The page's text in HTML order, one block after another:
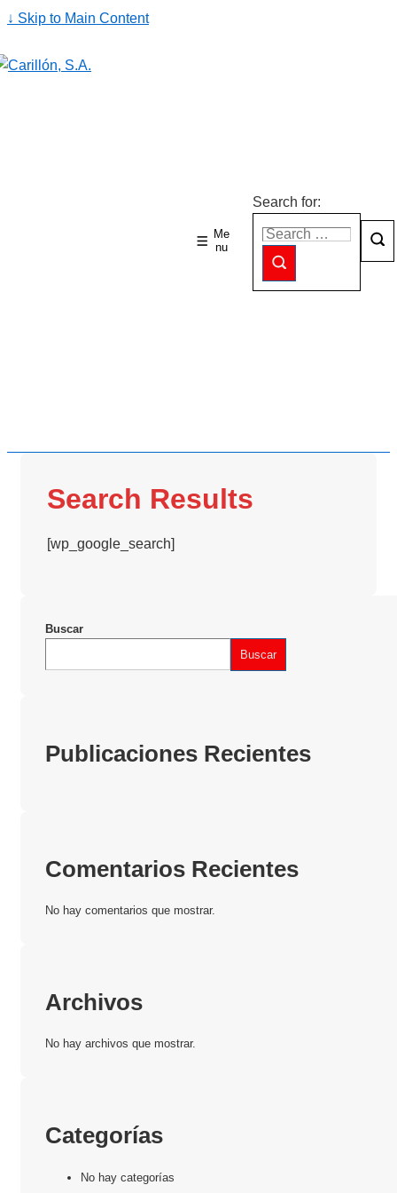
↓ Skip to Main Content
Me
nu
Search for:
Search Results
[wp_google_search]
Buscar
Buscar
Publicaciones Recientes
Comentarios Recientes
No hay comentarios que mostrar.
Archivos
No hay archivos que mostrar.
Categorías
No hay categorías